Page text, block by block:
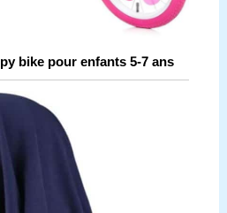
bike pour enfants 5-7 ans